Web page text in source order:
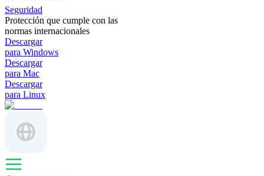
Seguridad
Protección que cumple con las
normas internacionales
Descargar
para Windows
Descargar
para Mac
Descargar
para Linux